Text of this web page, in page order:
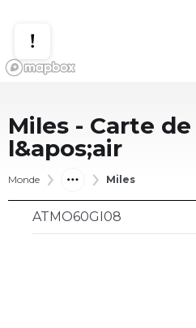
Miles - Carte
l&apos;air
Monde Miles
ATMO60GI08